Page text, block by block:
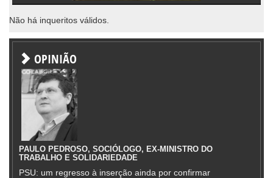
Não há inqueritos válidos.
OPINIÃO
PAULO PEDROSO, SOCIÓLOGO, EX-MINISTRO DO
TRABALHO E SOLIDARIEDADE
PSU: um regresso à inserção ainda por confirmar